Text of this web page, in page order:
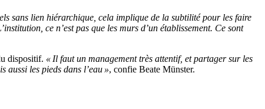
sans lien hiérarchique, cela implique de la subtilité pour les faire
ce n’est pas que les murs d’un établissement. Ce sont
dispositif. « Il faut un management très attentif, et partager sur les
aussi les pieds dans l’eau », confie Beate Münster.